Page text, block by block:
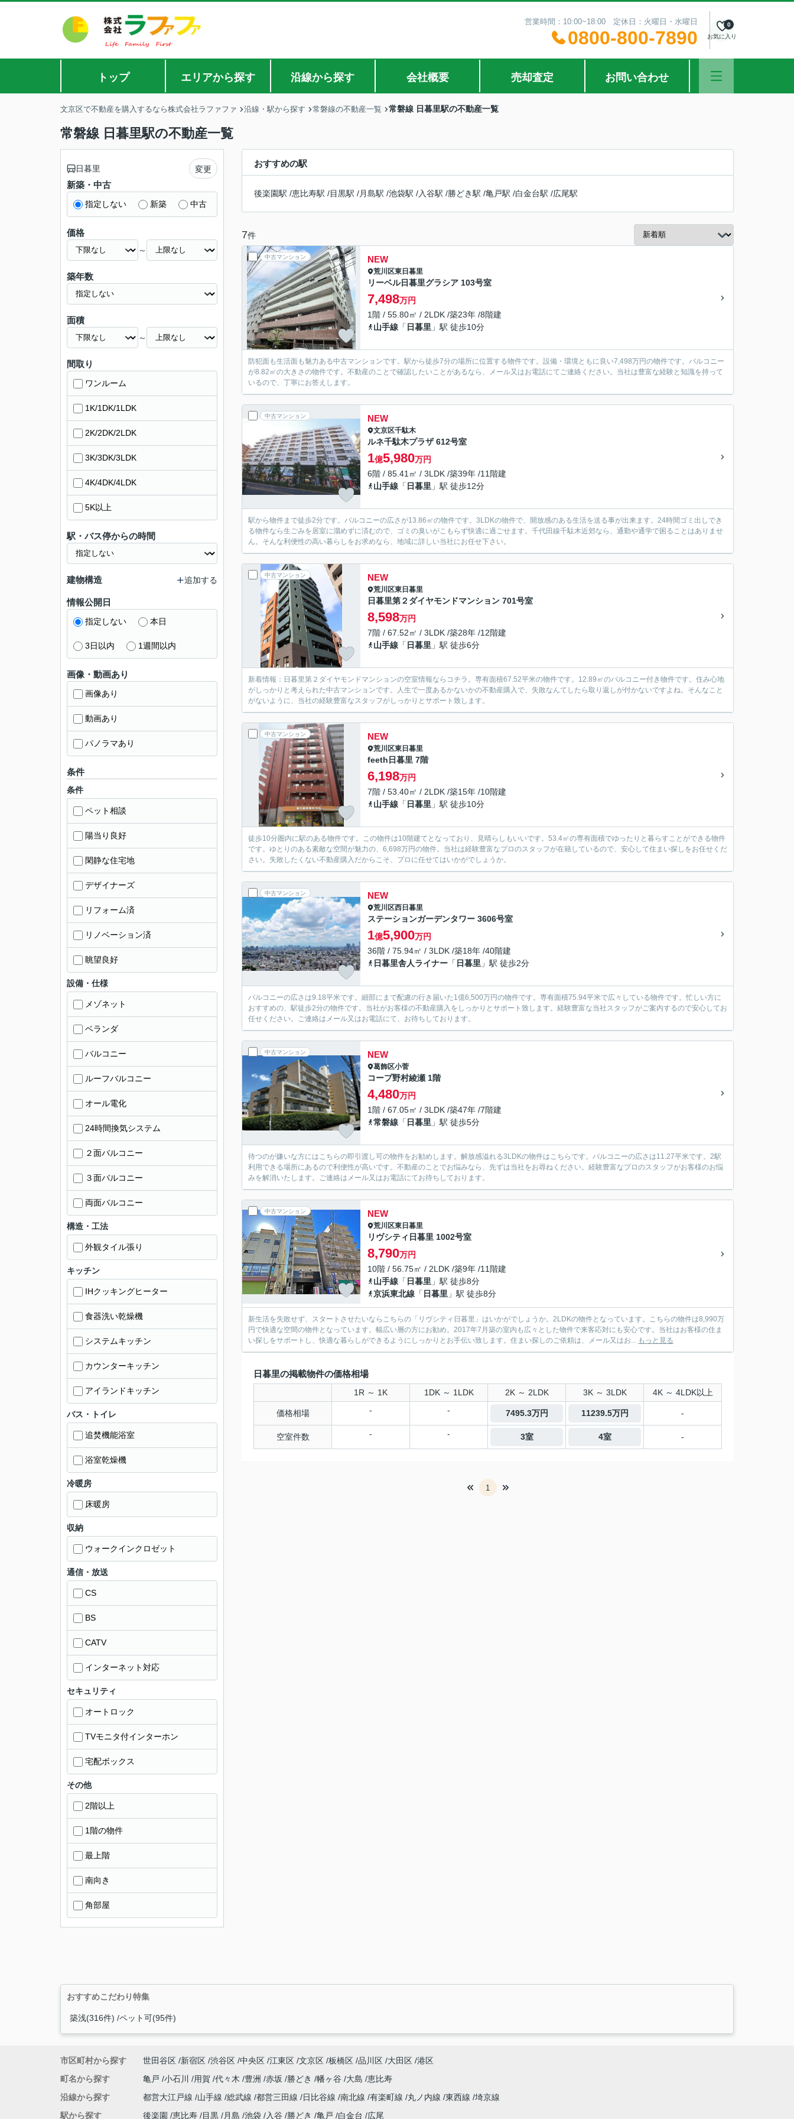
営業時間：10:00~18:00 定休日：火曜日・水曜日
0800-800-7890 お気に入り
0
トップ エリアから探す 沿線から探す 会社概要 売却査定 お問い合わせ
文京区で不動産を購入するなら株式会社ラファファ 沿線・駅から探す 常磐線の不動産一覧 常磐線 日暮里駅の不動産一覧
常磐線 日暮里駅の不動産一覧
おすすめの駅
後楽園駅 /恵比寿駅 /目黒駅 /月島駅 /池袋駅 /入谷駅 /勝どき駅 /亀戸駅 /白金台駅 /広尾駅
7件
中古マンション NEW
荒川区東日暮里
リーベル日暮里グラシア 103号室
7,498万円
1階 / 55.80㎡ / 2LDK /築23年 /8階建
山手線 「 日暮里 」駅 徒歩10分
防犯面も生活面も魅力ある中古マンションです。駅から徒歩7分の場所に位置する物件です。設備・環境ともに良い7,498万円の物件です。バルコニー
が8.82㎡の大きさの物件です。不動産のことで確認したいことがあるなら、メール又はお電話にてご連絡ください。当社は豊富な経験と知識を持って
いるので、丁寧にお答えします。
中古マンション NEW
文京区千駄木
ルネ千駄木プラザ 612号室
1億5,980万円
6階 / 85.41㎡ / 3LDK /築39年 /11階建
山手線 「 日暮里 」駅 徒歩12分
駅から物件まで徒歩2分です。バルコニーの広さが13.86㎡の物件です。3LDKの物件で、開放感のある生活を送る事が出来ます。24時間ゴミ出しでき
る物件なら生ごみを居室に溜めずに済むので、ゴミの臭いがこもらず快適に過ごせます。千代田線千駄木近郊なら、通勤や通学で困ることはありませ
ん。そんな利便性の高い暮らしをお求めなら、地域に詳しい当社にお任せ下さい。
中古マンション NEW
荒川区東日暮里
日暮里第２ダイヤモンドマンション 701号室
8,598万円
7階 / 67.52㎡ / 3LDK /築28年 /12階建
山手線 「 日暮里 」駅 徒歩6分
新着情報：日暮里第２ダイヤモンドマンションの空室情報ならコチラ。専有面積67.52平米の物件です。12.89㎡のバルコニー付き物件です。住み心地
がしっかりと考えられた中古マンションです。人生で一度あるかないかの不動産購入で、失敗なんてしたら取り返しが付かないですよね。そんなこと
がないように、当社の経験豊富なスタッフがしっかりとサポート致します。
中古マンション NEW
荒川区東日暮里
feeth日暮里 7階
6,198万円
7階 / 53.40㎡ / 2LDK /築15年 /10階建
山手線 「 日暮里 」駅 徒歩10分
徒歩10分圏内に駅のある物件です。この物件は10階建てとなっており、見晴らしもいいです。53.4㎡の専有面積でゆったりと暮らすことができる物件
です。ゆとりのある素敵な空間が魅力の、6,698万円の物件。当社は経験豊富なプロのスタッフが在籍しているので、安心して住まい探しをお任せくだ
さい。失敗したくない不動産購入だからこそ、プロに任せてはいかがでしょうか。
中古マンション NEW
荒川区西日暮里
ステーションガーデンタワー 3606号室
1億5,900万円
36階 / 75.94㎡ / 3LDK /築18年 /40階建
日暮里舎人ライナー 「 日暮里 」駅 徒歩2分
バルコニーの広さは9.18平米です。細部にまで配慮の行き届いた1億6,500万円の物件です。専有面積75.94平米で広々している物件です。忙しい方に
おすすめの、駅徒歩2分の物件です。当社がお客様の不動産購入をしっかりとサポート致します。経験豊富な当社スタッフがご案内するので安心してお
任せください。ご連絡はメール又はお電話にて、お待ちしております。
中古マンション NEW
葛飾区小菅
コープ野村綾瀬 1階
4,480万円
1階 / 67.05㎡ / 3LDK /築47年 /7階建
常磐線 「 日暮里 」駅 徒歩5分
待つのが嫌いな方にはこちらの即引渡し可の物件をお勧めします。解放感溢れる3LDKの物件はこちらです。バルコニーの広さは11.27平米です。2駅
利用できる場所にあるので利便性が高いです。不動産のことでお悩みなら、先ずは当社をお尋ねください。経験豊富なプロのスタッフがお客様のお悩
みを解消いたします。ご連絡はメール又はお電話にてお待ちしております。
中古マンション NEW
荒川区東日暮里
リヴシティ日暮里 1002号室
8,790万円
10階 / 56.75㎡ / 2LDK /築9年 /11階建
山手線 「 日暮里 」駅 徒歩8分
京浜東北線 「 日暮里 」駅 徒歩8分
新生活を失敗せず、スタートさせたいならこちらの「リヴシティ日暮里」はいかがでしょうか。2LDKの物件となっています。こちらの物件は8,990万
円で快適な空間の物件となっています。幅広い層の方にお勧め。2017年7月築の室内も広々とした物件で来客応対にも安心です。当社はお客様の住ま
い探しをサポートし、快適な暮らしができるようにしっかりとお手伝い致します。住まい探しのご依頼は、メール又はお... もっと見る
日暮里の掲載物件の価格相場
1R ～ 1K 1DK ～ 1LDK 2K ～ 2LDK 3K ～ 3LDK 4K ～ 4LDK以上
価格相場 - - 7495.3万円 11239.5万円 -
空室件数 - - 3室 4室 -
1
日暮里 変更
新築・中古
指定しない 新築 中古
価格
～
築年数
面積
～
間取り
ワンルーム
1K/1DK/1LDK
2K/2DK/2LDK
3K/3DK/3LDK
4K/4DK/4LDK
5K以上
駅・バス停からの時間
建物構造 追加する
情報公開日
指定しない 本日
3日以内 1週間以内
画像・動画あり
画像あり
動画あり
パノラマあり
条件
条件
ペット相談
陽当り良好
閑静な住宅地
デザイナーズ
リフォーム済
リノベーション済
眺望良好
設備・仕様
メゾネット
ベランダ
バルコニー
ルーフバルコニー
オール電化
24時間換気システム
２面バルコニー
３面バルコニー
両面バルコニー
構造・工法
外観タイル張り
キッチン
IHクッキングヒーター
食器洗い乾燥機
システムキッチン
カウンターキッチン
アイランドキッチン
バス・トイレ
追焚機能浴室
浴室乾燥機
冷暖房
床暖房
収納
ウォークインクロゼット
通信・放送
CS
BS
CATV
インターネット対応
セキュリティ
オートロック
TVモニタ付インターホン
宅配ボックス
その他
2階以上
1階の物件
最上階
南向き
角部屋
おすすめこだわり特集
築浅(316件) ペット可(95件)
市区町村から探す 世田谷区 新宿区 渋谷区 中央区 江東区 文京区 板橋区 品川区 大田区 港区
町名から探す
亀戸 小石川 用賀 代々木 豊洲 赤坂 勝どき 幡ヶ谷 大島 恵比寿
沿線から探す
都営大江戸線 山手線 総武線 都営三田線 日比谷線 南北線 有楽町線 丸ノ内線 東西線 埼京線
駅から探す
後楽園 恵比寿 目黒 月島 池袋 入谷 勝どき 亀戸 白金台 広尾